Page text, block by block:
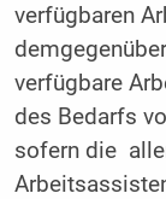
verfügbaren
verfügbare
des Bedarfs
sofern die